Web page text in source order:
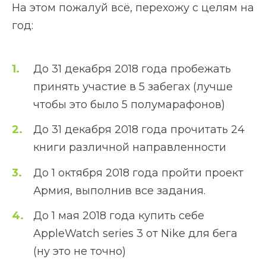
На этом пожалуй всё, перехожу с целям на
год:
До 31 декабря 2018 года пробежать
принять участие в 5 забегах (лучше
чтобы это было 5 полумарафонов)
До 31 декабря 2018 года прочитать 24
книги различной направленности
До 1 октября 2018 года пройти проект
Армия, выполнив все задания.
До 1 мая 2018 года купить себе
AppleWatch series 3 от Nike для бега
(ну это не точно)